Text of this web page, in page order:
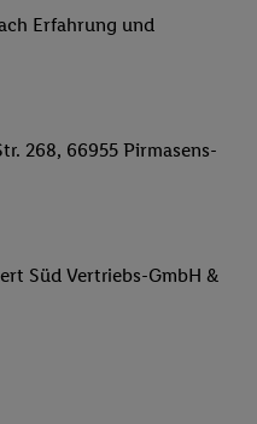
Erfahrung und
268, 66955 Pirmasens-
Süd Vertriebs-GmbH &